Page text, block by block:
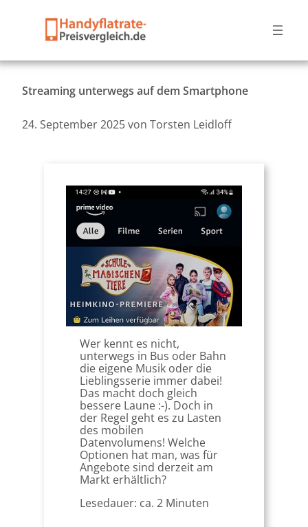
Streaming unterwegs auf dem Smartphone
24. September 2025von Torsten Leidloff
Wer kennt es nicht,
unterwegs in Bus oder Bahn
die eigene Musik oder die
Lieblingsserie immer dabei!
Das macht doch gleich
bessere Laune :-). Doch in
der Regel geht es zu Lasten
des mobilen
Datenvolumens! Welche
Optionen hat man, was für
Angebote sind derzeit am
Markt erhältlich?
Lesedauer: ca. 2 Minuten